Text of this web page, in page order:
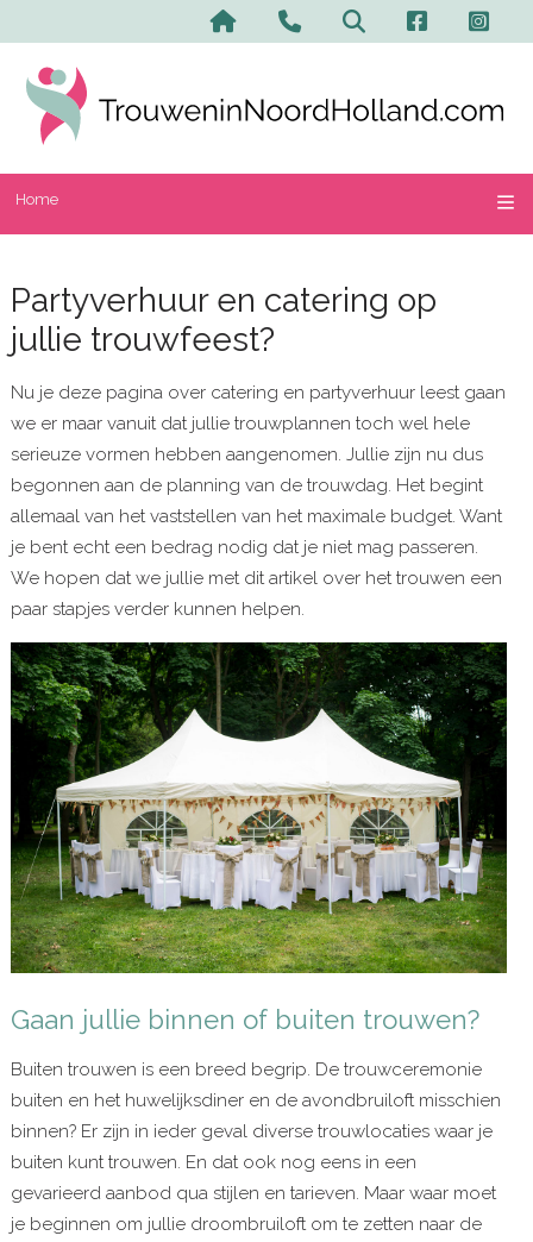
Home
Partyverhuur en catering op
jullie trouwfeest?
Nu je deze pagina over catering en partyverhuur leest gaan
we er maar vanuit dat jullie trouwplannen toch wel hele
serieuze vormen hebben aangenomen. Jullie zijn nu dus
begonnen aan de planning van de trouwdag. Het begint
allemaal van het vaststellen van het maximale budget. Want
je bent echt een bedrag nodig dat je niet mag passeren.
We hopen dat we jullie met dit artikel over het trouwen een
paar stapjes verder kunnen helpen.
Gaan jullie binnen of buiten trouwen?
Buiten trouwen is een breed begrip. De trouwceremonie
buiten en het huwelijksdiner en de avondbruiloft misschien
binnen? Er zijn in ieder geval diverse trouwlocaties waar je
buiten kunt trouwen. En dat ook nog eens in een
gevarieerd aanbod qua stijlen en tarieven. Maar waar moet
je beginnen om jullie droombruiloft om te zetten naar de